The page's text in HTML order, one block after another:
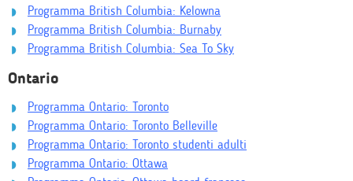
Programma British Columbia: Kelowna
Programma British Columbia: Burnaby
Programma British Columbia: Sea To Sky
Ontario
Programma Ontario: Toronto
Programma Ontario: Toronto Belleville
Programma Ontario: Toronto studenti adulti
Programma Ontario: Ottawa